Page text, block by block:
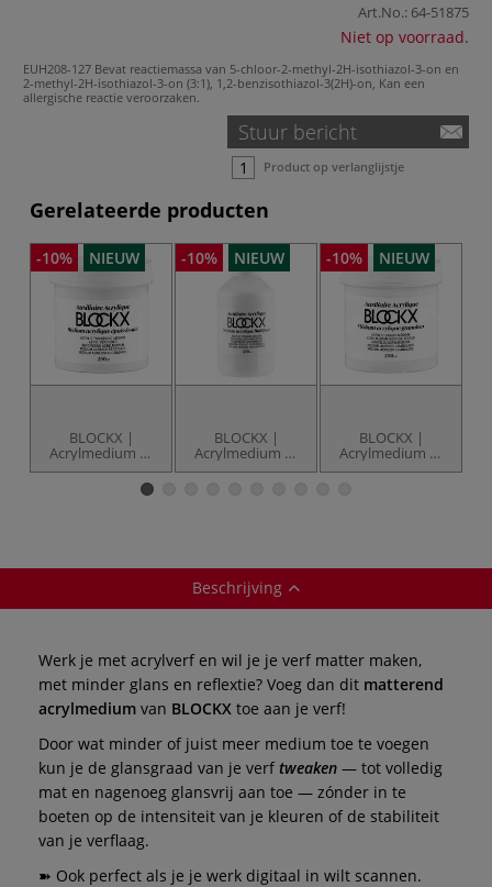
Art.No.: 64-51875
Niet op voorraad.
EUH208-127 Bevat reactiemassa van 5-chloor-2-methyl-2H-isothiazol-3-on en
2-methyl-2H-isothiazol-3-on (3:1), 1,2-benzisothiazol-3(2H)-on, Kan een
allergische reactie veroorzaken.
Stuur bericht
Product op verlanglijstje
Gerelateerde producten
-10% NIEUW
BLOCKX |
Acrylmedium —
verdikkend
-10% NIEUW
BLOCKX |
Acrylmedium —
verdunnend
-10% NIEUW
BLOCKX |
Acrylmedium —
korrelig
Beschrijving
Werk je met acrylverf en wil je je verf matter maken,
met minder glans en reflextie? Voeg dan dit matterend
acrylmedium van BLOCKX toe aan je verf!
Door wat minder of juist meer medium toe te voegen
kun je de glansgraad van je verf tweaken — tot volledig
mat en nagenoeg glansvrij aan toe — zónder in te
boeten op de intensiteit van je kleuren of de stabiliteit
van je verflaag.
➽ Ook perfect als je je werk digitaal in wilt scannen.